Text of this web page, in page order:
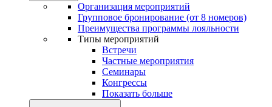
Организация мероприятий
Групповое бронирование (от 8 номеров)
Преимущества программы лояльности
Типы мероприятий
Встречи
Частные мероприятия
Семинары
Конгрессы
Показать больше